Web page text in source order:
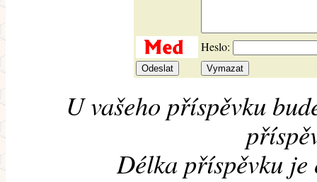
Heslo:
U vašeho příspěvku
Délka příspěvku je